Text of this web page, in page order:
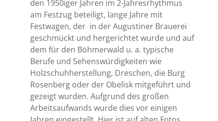
den 1950iger Jahren im 2-Jahresrhythmus
am Festzug beteiligt, lange Jahre mit
Festwagen, der in der Augustiner Brauerei
geschmückt und hergerichtet wurde und auf
dem für den Böhmerwald u. a. typische
Berufe und Sehenswürdigkeiten wie
Holzschuhherstellung, Dreschen, die Burg
Rosenberg oder der Obelisk mitgeführt und
gezeigt wurden. Aufgrund des großen
Arbeitsaufwands wurde dies vor einigen